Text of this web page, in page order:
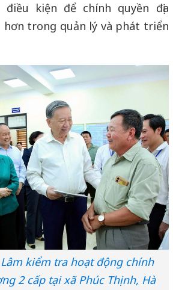
điều kiện để chính quyền địa
hơn trong quản lý và phát triển
kiểm tra hoạt động chính
2 cấp tại xã Phúc Thịnh, Hà